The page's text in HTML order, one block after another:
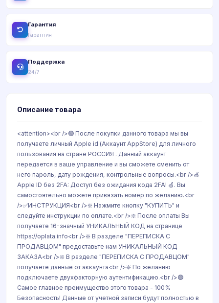
Гарантия
Гарантия
Поддержка
24/7
Описание товара
<attention><br />🟢 После покупки данного товара мы вы
получаете личный Apple id (Аккаунт AppStore) для личного
пользования на стране РОССИЯ . Данный аккаунт
передается в ваше управление и вы сможете сменить от
него пароль, дату рождения, контрольные вопросы.<br />🍏
Apple ID без 2FA: Доступ без ожидания кода 2FA! 🍏. Вы
самостоятельно можете привязать номер по желанию.<br
/>✅ИНСТРУКЦИЯ<br />❇️ Нажмите кнопку "КУПИТЬ" и
следуйте инструкции по оплате.<br />❇️ После оплаты Вы
получаете 16-значный УНИКАЛЬНЫЙ КОД на странице
https://oplata.info<br />❇️ В разделе "ПЕРЕПИСКА С
ПРОДАВЦОМ" предоставьте нам УНИКАЛЬНЫЙ КОД
ЗАКАЗА<br />❇️ В разделе "ПЕРЕПИСКА С ПРОДАВЦОМ"
получаете данные от аккаунта<br />❇️ По желанию
подключаете двухфакторную аутентификацию.<br />🟢
Самое главное преимущество этого товара - 100%
Безопасность! Данные от учетной записи будут полностью в